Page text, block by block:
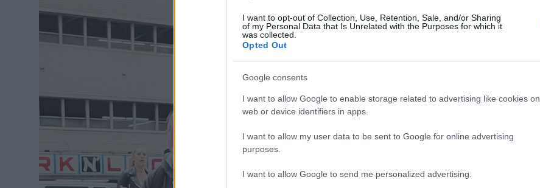
I want to opt-out of Collection, Use, Retention, Sale, and/or Sharing
of my Personal Data that Is Unrelated with the Purposes for which it
was collected.
Opted Out
Google consents
I want to allow Google to enable storage related to advertising like cookies on
web or device identifiers in apps.
I want to allow my user data to be sent to Google for online advertising
purposes.
I want to allow Google to send me personalized advertising.